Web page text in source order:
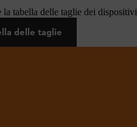
tabella delle taglie dei
delle taglie